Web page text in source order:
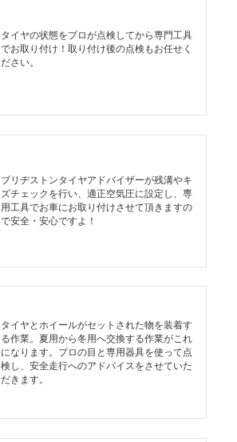
タイヤの状態をプロが点検してから専門工具
でお取り付け！取り付け後の点検もお任せく
ださい。
ブリヂストンタイヤアドバイザーが残溝やキ
ズチェックを行い、適正空気圧に設定し、専
用工具でお車にお取り付けさせて頂きますの
で安全・安心ですよ！
タイヤとホイールがセットされた物を装着す
る作業。夏用から冬用へ交換する作業がこれ
になります。プロの目と専用器具を使って点
検し、安全走行へのアドバイスをさせていた
だきます。